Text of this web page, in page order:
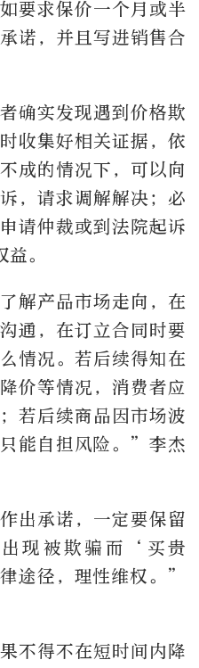
要求保价一个月或半
诺，并且写进销售合
确实发现遇到价格欺
收集好相关证据，依
成的情况下，可以向
，请求调解解决；必
请仲裁或到法院起诉
。
解产品市场走向，在
通，在订立合同时要
情况。若后续得知在
价等情况，消费者应
若后续商品因市场波
能自担风险。”李杰
出承诺，一定要保留
现被欺骗而‘买贵
途径，理性维权。”
不得不在短时间内降